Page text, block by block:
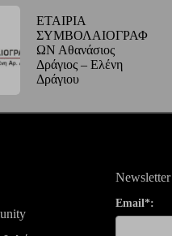
ΕΤΑΙΡΙΑ
ΣΥΜΒΟΛΑΙΟΓΡΑΦ
ΩΝ Αθανάσιος
Δράγιος – Ελένη
Δράγιου
Newsletter
Email*: